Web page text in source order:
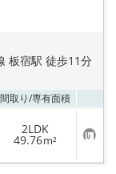
板宿駅 徒歩11分
間取り/専有面積
2LDK
49.76m² お
気
に